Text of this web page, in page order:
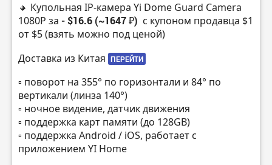
🔸 Купольная IP-камера Yi Dome Guard Camera
1080P за - $16.6 (~1647 ₽) с купоном продавца $1
от $5 (взять можно под ценой)
Доставка из Китая ПЕРЕЙТИ
▫️ поворот на 355° по горизонтали и 84° по
вертикали (линза 140°)
▫️ ночное видение, датчик движения
▫️ поддержка карт памяти (до 128GB)
▫️ поддержка Android / iOS, работает с
приложением YI Home